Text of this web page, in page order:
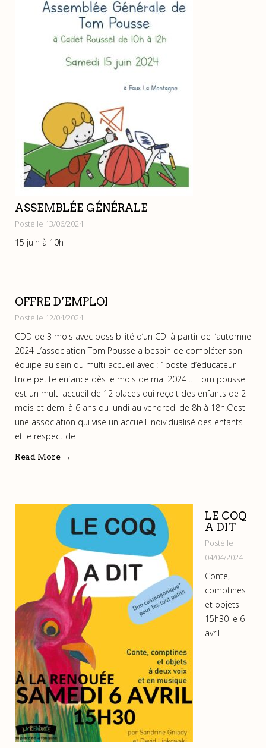
ASSEMBLÉE GÉNÉRALE
Posté le 13/06/2024
15 juin à 10h
OFFRE D’EMPLOI
Posté le 12/04/2024
CDD de 3 mois avec possibilité d’un CDI à partir de l’automne
2024 L’association Tom Pousse a besoin de compléter son
équipe au sein du multi-accueil avec : 1poste d’éducateur-
trice petite enfance dès le mois de mai 2024 … Tom pousse
est un multi accueil de 12 places qui reçoit des enfants de 2
mois et demi à 6 ans du lundi au vendredi de 8h à 18h.C’est
une association qui vise un accueil individualisé des enfants
et le respect de
Read More →
LE COQ
A DIT
Posté le
04/04/2024
Conte,
comptines
et objets
15h30 le 6
avril